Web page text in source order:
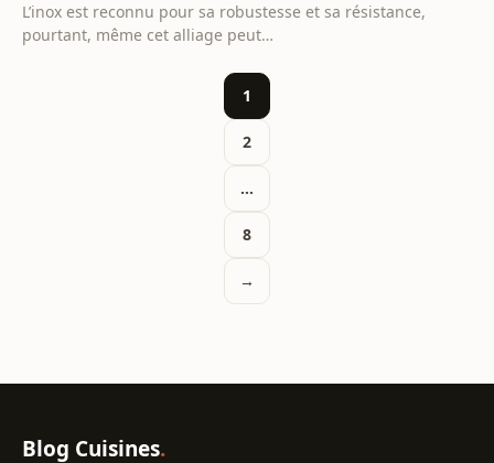
L’inox est reconnu pour sa robustesse et sa résistance,
pourtant, même cet alliage peut…
Pagination des
1
2
…
8
→
Blog Cuisines.